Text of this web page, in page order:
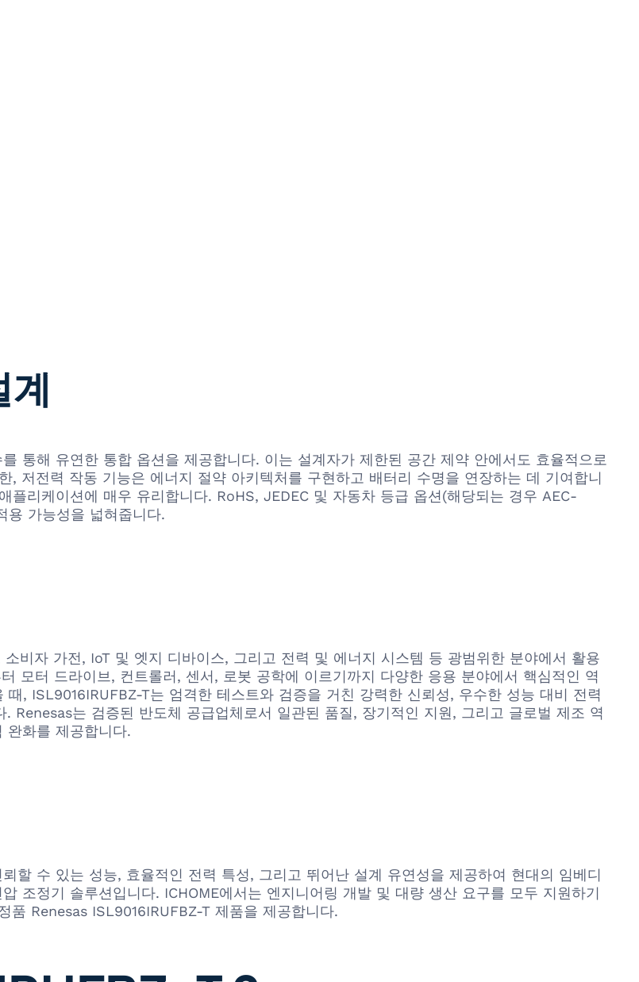
계
통해 유연한 통합 옵션을 제공합니다. 이는 설계자가 제한된 공간 제약 안에서도 효율적으로
, 저전력 작동 기능은 에너지 절약 아키텍처를 구현하고 배터리 수명을 연장하는 데 기여합니
리케이션에 매우 유리합니다. RoHS, JEDEC 및 자동차 등급 옵션(해당되는 경우 AEC-
용 가능성을 넓혀줍니다.
비자 가전, IoT 및 엣지 디바이스, 그리고 전력 및 에너지 시스템 등 광범위한 분야에서 활용
모터 드라이브, 컨트롤러, 센서, 로봇 공학에 이르기까지 다양한 응용 분야에서 핵심적인 역
, ISL9016IRUFBZ-T는 엄격한 테스트와 검증을 거친 강력한 신뢰성, 우수한 성능 대비 전력
Renesas는 검증된 반도체 공급업체로서 일관된 품질, 장기적인 지원, 그리고 글로벌 제조 역
완화를 제공합니다.
수 있는 성능, 효율적인 전력 특성, 그리고 뛰어난 설계 유연성을 제공하여 현대의 임베디
조정기 솔루션입니다. ICHOME에서는 엔지니어링 개발 및 대량 생산 요구를 모두 지원하기
Renesas ISL9016IRUFBZ-T 제품을 제공합니다.